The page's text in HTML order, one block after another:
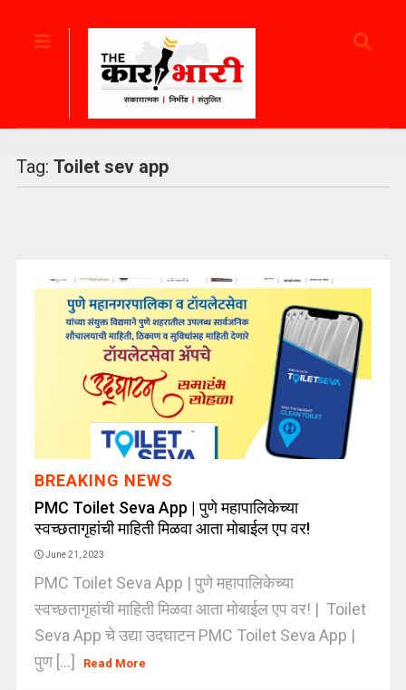
Tag: Toilet sev app
BREAKING NEWS
PMC Toilet Seva App | पुणे महापालिकेच्या
स्वच्छतागृहांची माहिती मिळवा आता मोबाईल एप वर!
June 21, 2023
PMC Toilet Seva App | पुणे महापालिकेच्या
स्वच्छतागृहांची माहिती मिळवा आता मोबाईल एप वर! | Toilet
Seva App चे उद्या उदघाटन PMC Toilet Seva App |
पुण [...]
Read More